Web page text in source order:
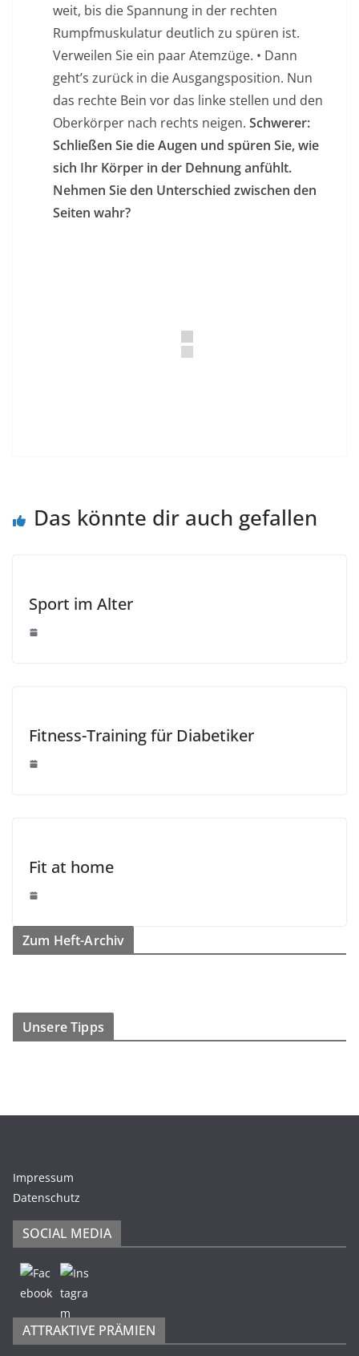
weit, bis die Spannung in der rechten
Rumpfmuskulatur deutlich zu spüren ist.
Verweilen Sie ein paar Atemzüge. • Dann
geht’s zurück in die Ausgangsposition. Nun
das rechte Bein vor das linke stellen und den
Oberkörper nach rechts neigen. Schwerer:
Schließen Sie die Augen und spüren Sie, wie
sich Ihr Körper in der Dehnung anfühlt.
Nehmen Sie den Unterschied zwischen den
Seiten wahr?
Das könnte dir auch gefallen
Sport im Alter
Fitness-Training für Diabetiker
Fit at home
Zum Heft-Archiv
Unsere Tipps
Impressum
Datenschutz
SOCIAL MEDIA
ATTRAKTIVE PRÄMIEN